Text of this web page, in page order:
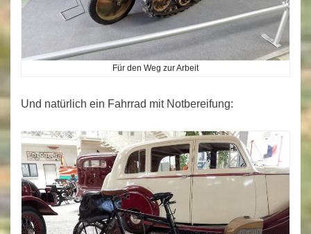
Für den Weg zur Arbeit
Und natürlich ein Fahrrad mit Notbereifung: